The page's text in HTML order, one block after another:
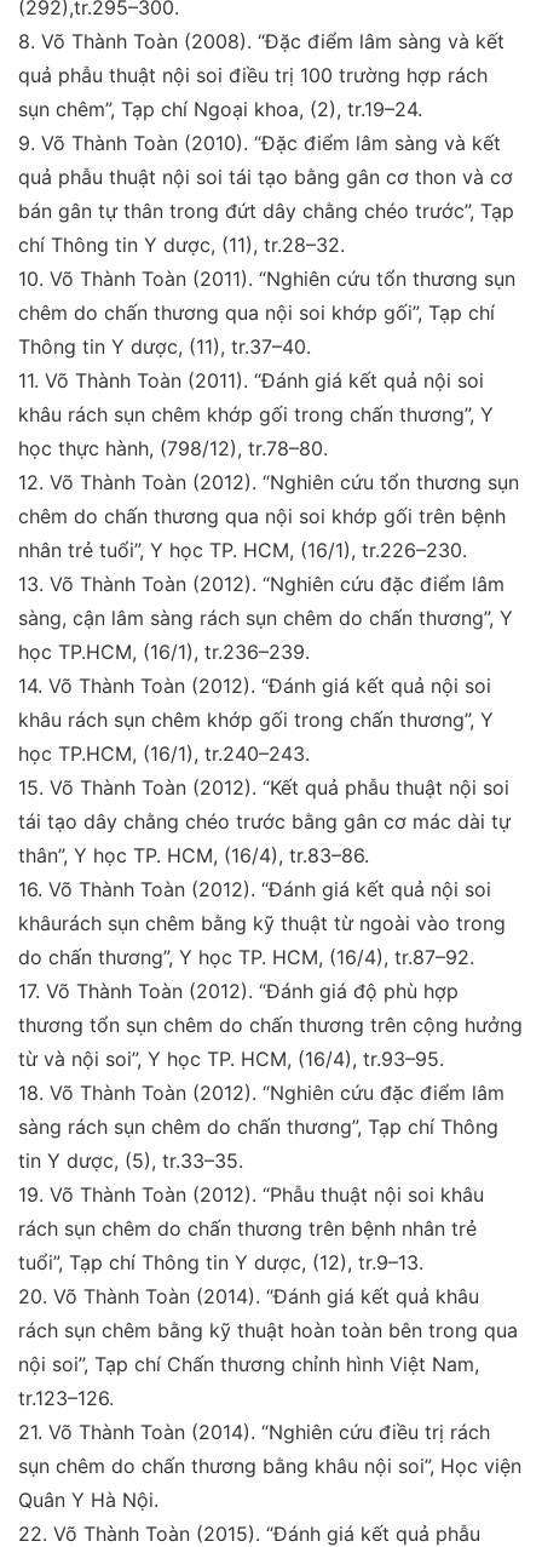
(292),tr.295–300.
8. Võ Thành Toàn (2008). “Đặc điểm lâm sàng và kết
quả phẫu thuật nội soi điều trị 100 trường hợp rách
sụn chêm”, Tạp chí Ngoại khoa, (2), tr.19–24.
9. Võ Thành Toàn (2010). “Đặc điểm lâm sàng và kết
quả phẫu thuật nội soi tái tạo bằng gân cơ thon và cơ
bán gân tự thân trong đứt dây chằng chéo trước”, Tạp
chí Thông tin Y dược, (11), tr.28–32.
10. Võ Thành Toàn (2011). “Nghiên cứu tổn thương sụn
chêm do chấn thương qua nội soi khớp gối”, Tạp chí
Thông tin Y dược, (11), tr.37–40.
11. Võ Thành Toàn (2011). “Đánh giá kết quả nội soi
khâu rách sụn chêm khớp gối trong chấn thương”, Y
học thực hành, (798/12), tr.78–80.
12. Võ Thành Toàn (2012). “Nghiên cứu tổn thương sụn
chêm do chấn thương qua nội soi khớp gối trên bệnh
nhân trẻ tuổi”, Y học TP. HCM, (16/1), tr.226–230.
13. Võ Thành Toàn (2012). “Nghiên cứu đặc điểm lâm
sàng, cận lâm sàng rách sụn chêm do chấn thương”, Y
học TP.HCM, (16/1), tr.236–239.
14. Võ Thành Toàn (2012). “Đánh giá kết quả nội soi
khâu rách sụn chêm khớp gối trong chấn thương”, Y
học TP.HCM, (16/1), tr.240–243.
15. Võ Thành Toàn (2012). “Kết quả phẫu thuật nội soi
tái tạo dây chằng chéo trước bằng gân cơ mác dài tự
thân”, Y học TP. HCM, (16/4), tr.83–86.
16. Võ Thành Toàn (2012). “Đánh giá kết quả nội soi
khâurách sụn chêm bằng kỹ thuật từ ngoài vào trong
do chấn thương”, Y học TP. HCM, (16/4), tr.87–92.
17. Võ Thành Toàn (2012). “Đánh giá độ phù hợp
thương tổn sụn chêm do chấn thương trên cộng hưởng
từ và nội soi”, Y học TP. HCM, (16/4), tr.93–95.
18. Võ Thành Toàn (2012). “Nghiên cứu đặc điểm lâm
sàng rách sụn chêm do chấn thương”, Tạp chí Thông
tin Y dược, (5), tr.33–35.
19. Võ Thành Toàn (2012). “Phẫu thuật nội soi khâu
rách sụn chêm do chấn thương trên bệnh nhân trẻ
tuổi”, Tạp chí Thông tin Y dược, (12), tr.9–13.
20. Võ Thành Toàn (2014). “Đánh giá kết quả khâu
rách sụn chêm bằng kỹ thuật hoàn toàn bên trong qua
nội soi”, Tạp chí Chấn thương chỉnh hình Việt Nam,
tr.123–126.
21. Võ Thành Toàn (2014). “Nghiên cứu điều trị rách
sụn chêm do chấn thương bằng khâu nội soi”, Học viện
Quân Y Hà Nội.
22. Võ Thành Toàn (2015). “Đánh giá kết quả phẫu